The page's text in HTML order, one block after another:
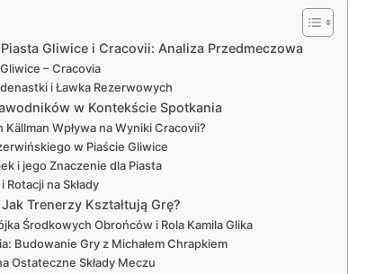
Gliwice i Cracovii: Analiza Przedmeczowa
– Cracovia
i Ławka Rezerwowych
w Kontekście Spotkania
Källman Wpływa na Wyniki Cracovii?
w Piaście Gliwice
i jego Znaczenie dla Piasta
na Składy
Trenerzy Kształtują Grę?
Środkowych Obrońców i Rola Kamila Glika
Budowanie Gry z Michałem Chrapkiem
Ostateczne Składy Meczu